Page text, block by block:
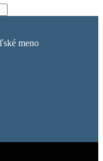
meno